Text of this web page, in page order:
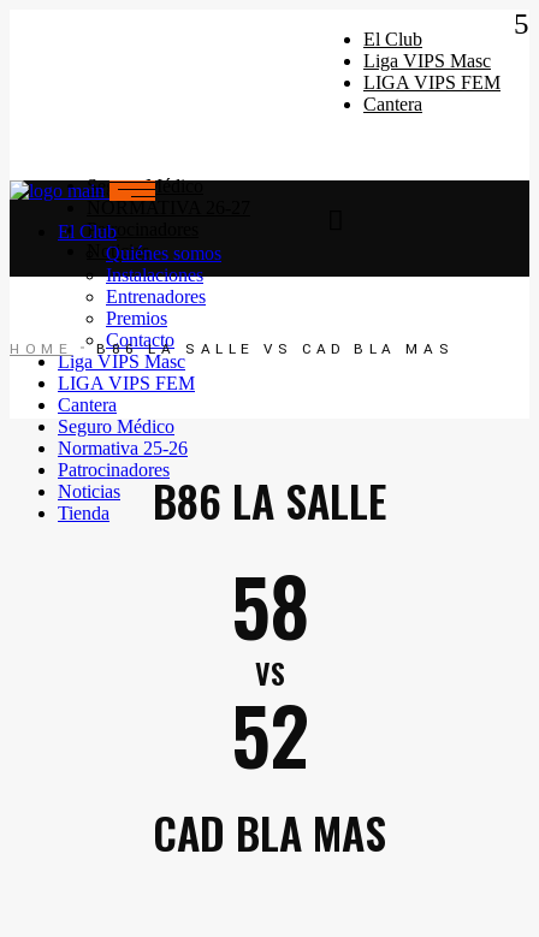
El Club
Liga VIPS Masc
LIGA VIPS FEM
Cantera
Seguro Médico
NORMATIVA 26-27
Patrocinadores
Noticias
El Club
Quiénes somos
Instalaciones
Entrenadores
Premios
Contacto
Liga VIPS Masc
LIGA VIPS FEM
Cantera
Seguro Médico
Normativa 25-26
Patrocinadores
Noticias
Tienda
HOME B86 LA SALLE VS CAD BLA MAS
B86 LA SALLE
58
VS
52
CAD BLA MAS